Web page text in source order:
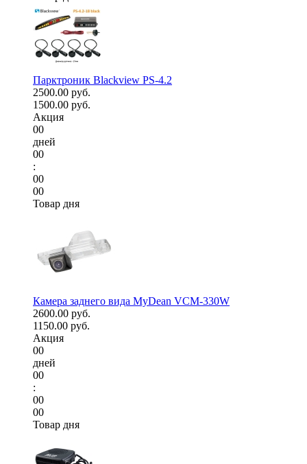
Парктроник Blackview PS-4.2
2500.00 руб.
1500.00 руб.
Акция
00
дней
00
:
00
00
Товар дня
Камера заднего вида MyDean VCM-330W
2600.00 руб.
1150.00 руб.
Акция
00
дней
00
:
00
00
Товар дня